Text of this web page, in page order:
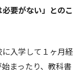
要がない」とのこ
入学して１ヶ月経
まったり、教科書